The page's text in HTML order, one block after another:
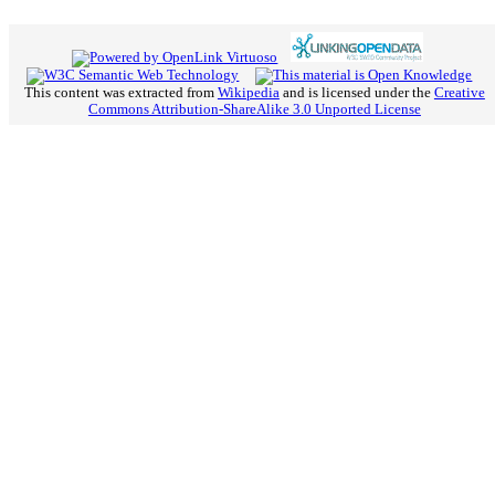
This content was extracted from Wikipedia and is licensed under the Creative
Commons Attribution-ShareAlike 3.0 Unported License